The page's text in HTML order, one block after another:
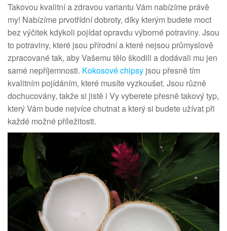
Takovou kvalitní a zdravou variantu Vám nabízíme právě
my! Nabízíme prvotřídní dobroty, díky kterým budete moct
bez výčitek kdykoli pojídat opravdu výborné potraviny. Jsou
to potraviny, které jsou přírodní a které nejsou průmyslově
zpracované tak, aby Vašemu tělo škodili a dodávali mu jen
samé nepříjemnosti. Kokosové chipsy jsou přesně tím
kvalitním pojídáním, které musíte vyzkoušet. Jsou různě
dochucovány, takže si jistě i Vy vyberete přesně takový typ,
který Vám bude nejvíce chutnat a který si budete užívat při
každé možné příležitosti.